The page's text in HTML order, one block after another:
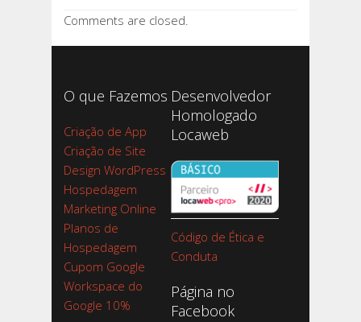
Comments are closed.
O que Fazemos
Criação de App
Criação de Site
Design WordPress
Hospedagem
Marketing Online
Planos de
Hospedagem
Cupom Google
Workspace do
Google 10%
Desenvolvedor
Homologado
Locaweb
Código de Ética e
Conduta
Página no
Facebook